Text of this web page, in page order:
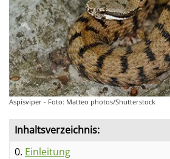
Aspisviper - Foto: Matteo photos/Shutterstock
Inhaltsverzeichnis:
0. Einleitung